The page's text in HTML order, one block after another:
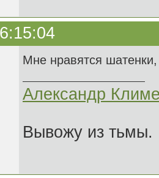
Мне нравятся
Александр
Вывожу из тьмы.